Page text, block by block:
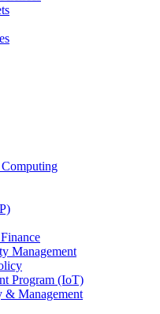
Management
Program (IoT)
& Management